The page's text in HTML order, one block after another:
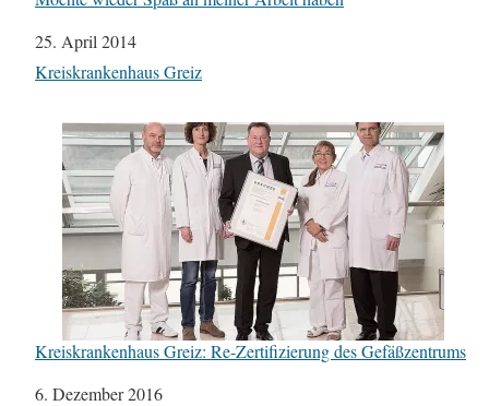
Datum
25. April 2014
In Bezug auf
Kreiskrankenhaus Greiz
Kreiskrankenhaus Greiz: Re-Zertifizierung des Gefäßzentrums
Datum
6. Dezember 2016